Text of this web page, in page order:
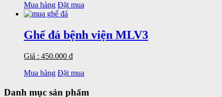
Mua hàng Đặt mua
Ghế đá bệnh viện MLV3
Giá : 450.000 đ
Mua hàng Đặt mua
Danh mục sản phẩm